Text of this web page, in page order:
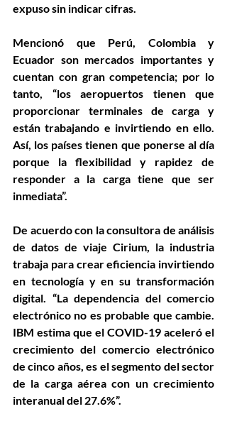
expuso sin indicar cifras.
Mencionó que Perú, Colombia y
Ecuador son mercados importantes y
cuentan con gran competencia; por lo
tanto, “los aeropuertos tienen que
proporcionar terminales de carga y
están trabajando e invirtiendo en ello.
Así, los países tienen que ponerse al día
porque la flexibilidad y rapidez de
responder a la carga tiene que ser
inmediata”.
De acuerdo con la consultora de análisis
de datos de viaje Cirium, la industria
trabaja para crear eficiencia invirtiendo
en tecnología y en su transformación
digital. “La dependencia del comercio
electrónico no es probable que cambie.
IBM estima que el COVID-19 aceleró el
crecimiento del comercio electrónico
de cinco años, es el segmento del sector
de la carga aérea con un crecimiento
interanual del 27.6%”.